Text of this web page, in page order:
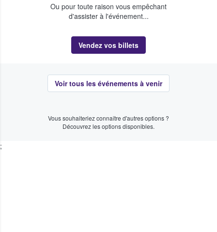
Ou pour toute raison vous empêchant
d'assister à l'événement...
Vendez vos billets
Voir tous les événements à venir
Vous souhaiteriez connaître d'autres options ?
Découvrez les options disponibles.
;